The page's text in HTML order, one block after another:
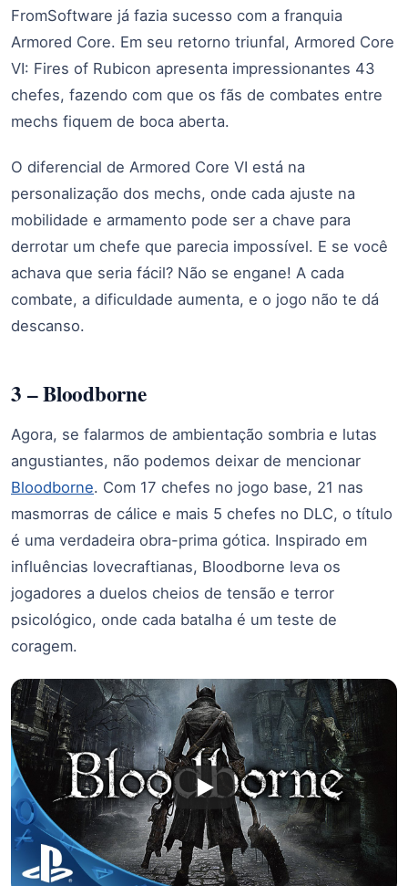
FromSoftware já fazia sucesso com a franquia
Armored Core. Em seu retorno triunfal, Armored Core
VI: Fires of Rubicon apresenta impressionantes 43
chefes, fazendo com que os fãs de combates entre
mechs fiquem de boca aberta.
O diferencial de Armored Core VI está na
personalização dos mechs, onde cada ajuste na
mobilidade e armamento pode ser a chave para
derrotar um chefe que parecia impossível. E se você
achava que seria fácil? Não se engane! A cada
combate, a dificuldade aumenta, e o jogo não te dá
descanso.
3 – Bloodborne
Agora, se falarmos de ambientação sombria e lutas
angustiantes, não podemos deixar de mencionar
Bloodborne. Com 17 chefes no jogo base, 21 nas
masmorras de cálice e mais 5 chefes no DLC, o título
é uma verdadeira obra-prima gótica. Inspirado em
influências lovecraftianas, Bloodborne leva os
jogadores a duelos cheios de tensão e terror
psicológico, onde cada batalha é um teste de
coragem.